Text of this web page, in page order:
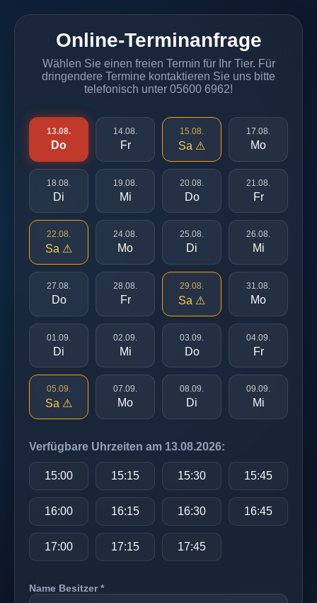
Online-Terminanfrage
Wählen Sie einen freien Termin für Ihr Tier. Für
dringendere Termine kontaktieren Sie uns bitte
telefonisch unter 05600 6962!
13.08.
Do
14.08.
Fr
15.08.
Sa ⚠
17.08.
Mo
18.08.
Di
19.08.
Mi
20.08.
Do
21.08.
Fr
22.08.
Sa ⚠
24.08.
Mo
25.08.
Di
26.08.
Mi
27.08.
Do
28.08.
Fr
29.08.
Sa ⚠
31.08.
Mo
01.09.
Di
02.09.
Mi
03.09.
Do
04.09.
Fr
05.09.
Sa ⚠
07.09.
Mo
08.09.
Di
09.09.
Mi
Verfügbare Uhrzeiten am 13.08.2026:
15:00 15:15 15:30 15:45
16:00 16:15 16:30 16:45
17:00 17:15 17:45
Name Besitzer *